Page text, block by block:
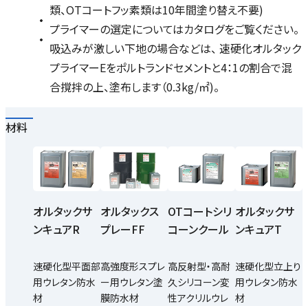
類、OTコートフッ素類は10年間塗り替え不要)
プライマーの選定についてはカタログをご覧ください。
吸込みが激しい下地の場合などは、 速硬化オルタック
プライマーEをポルトランドセメントと4：1の割合で混
合撹拌の上、塗布します（0.3kg/㎡)。
材料
オルタックサ
ンキュアR
速硬化型平面部
用ウレタン防水
材
オルタックス
プレーFF
高強度形スプレ
ー用ウレタン塗
膜防水材
OTコートシリ
コーンクール
高反射型・高耐
久シリコーン変
性アクリルウレ
オルタックサ
ンキュアT
速硬化型立上り
用ウレタン防水
材